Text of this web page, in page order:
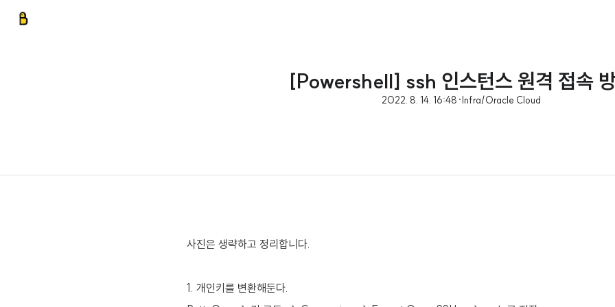
[Powershell] ssh 인스턴스 원격 접속
2022. 8. 14. 16:48 ·Infra/Oracle Cloud
사진은 생략하고 정리합니다.
1. 개인키를 변환해둔다.